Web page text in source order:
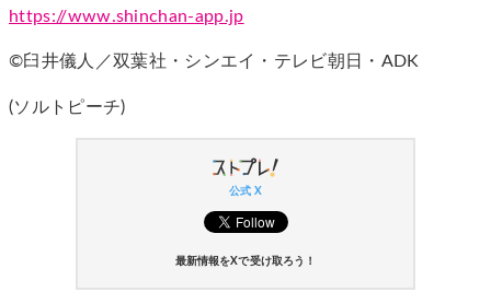
https://www.shinchan-app.jp
©臼井儀人／双葉社・シンエイ・テレビ朝日・ADK
(ソルトピーチ)
公式 X
最新情報をXで受け取ろう！